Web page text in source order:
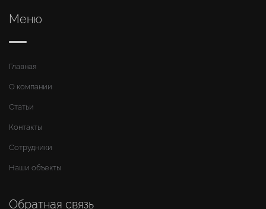
Меню
Главная
О компании
Статьи
Контакты
Сотрудники
Наши объекты
Обратная связь